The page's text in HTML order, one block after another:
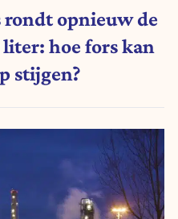
rondt opnieuw de
liter: hoe fors kan
stijgen?